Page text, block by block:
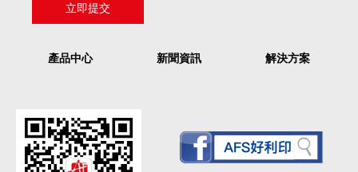
產品中心 新聞資訊 解決方案